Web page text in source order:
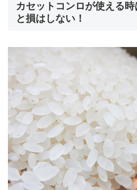
カセットコンロが使える時
と損はしない！